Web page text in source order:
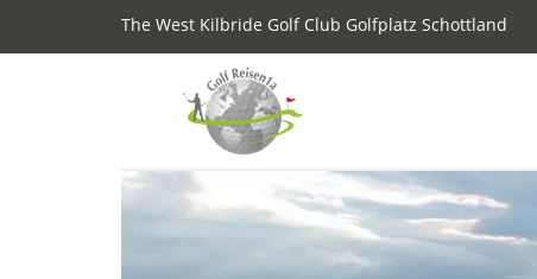
The West Kilbride Golf Club Golfplatz Schottland
Previous